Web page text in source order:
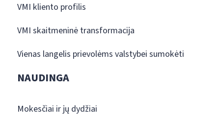
VMI kliento profilis
VMI skaitmeninė transformacija
Vienas langelis prievolėms valstybei sumokėti
NAUDINGA
Mokesčiai ir jų dydžiai